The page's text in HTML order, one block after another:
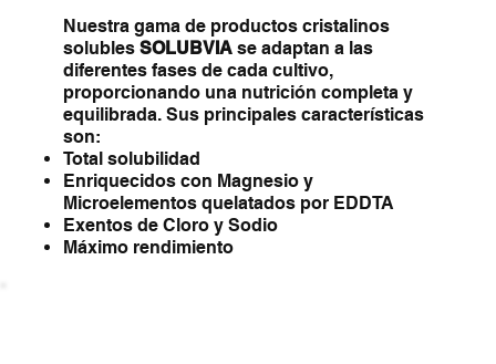
Nuestra gama de productos cristalinos
solubles SOLUBVIAse adaptan a las
diferentes fases de cada cultivo,
proporcionando una nutrición completa y
equilibrada. Sus principales características
son:
Total solubilidad
Enriquecidos con Magnesio y
Microelementos quelatados por EDDTA
Exentos de Cloro y Sodio
Máximo rendimiento